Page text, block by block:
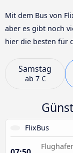
Mit dem Bus von
aber es gibt noch
hier die besten für
Samstag
ab 7 €
FlixBus